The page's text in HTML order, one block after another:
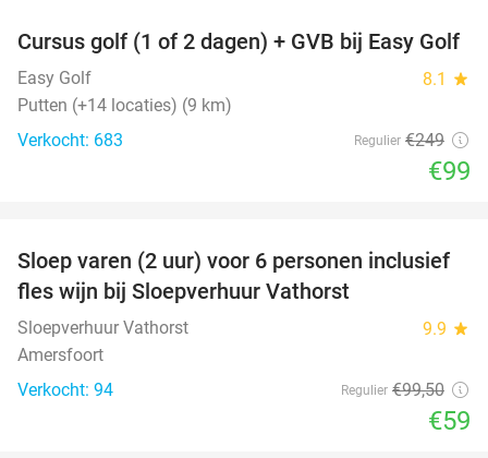
60%
Cursus golf (1 of 2 dagen) + GVB bij Easy Golf
Easy Golf 8.1 star
Putten (+14 locaties) (9 km)
Verkocht: 683
Regulier €249
€99
41%
Sloep varen (2 uur) voor 6 personen inclusief
fles wijn bij Sloepverhuur Vathorst
Sloepverhuur Vathorst 9.9 star
Amersfoort
Verkocht: 94
Regulier €99,50
€59